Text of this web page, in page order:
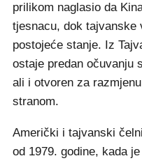
prilikom naglasio da
tjesnacu, dok tajvanske
postojeće stanje. Iz
ostaje predan očuvanju
ali i otvoren za
stranom.
Američki i tajvanski
od 1979. godine, kada